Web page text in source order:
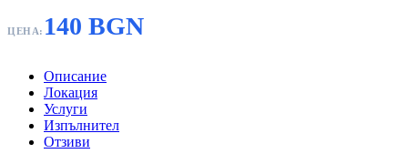
ЦЕНА: 140 BGN
Описание
Локация
Услуги
Изпълнител
Отзиви